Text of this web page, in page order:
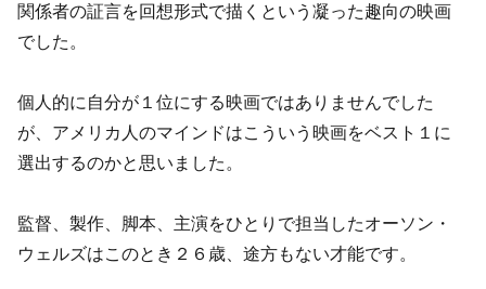
関係者の証言を回想形式で描くという凝った趣向の映画
でした。
個人的に自分が１位にする映画ではありませんでした
が、アメリカ人のマインドはこういう映画をベスト１に
選出するのかと思いました。
監督、製作、脚本、主演をひとりで担当したオーソン・
ウェルズはこのとき２６歳、途方もない才能です。